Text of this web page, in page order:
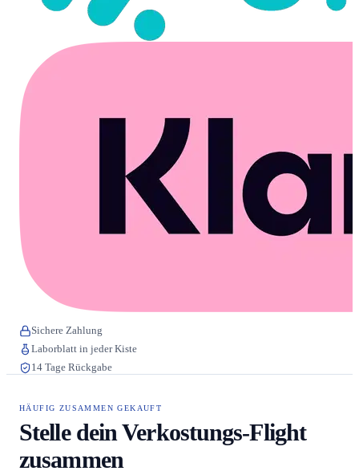
Sichere Zahlung
Laborblatt in jeder Kiste
14 Tage Rückgabe
HÄUFIG ZUSAMMEN GEKAUFT
Stelle dein Verkostungs-Flight
zusammen